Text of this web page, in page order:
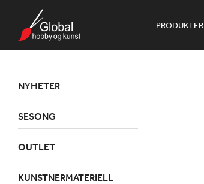
PRODUKTER
NYHETER
SESONG
OUTLET
KUNSTNERMATERIELL